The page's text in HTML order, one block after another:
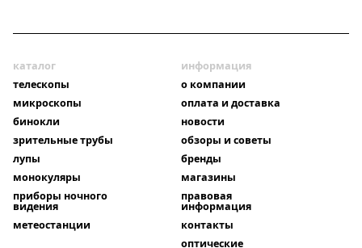
каталог
телескопы
микроскопы
бинокли
зрительные трубы
лупы
монокуляры
приборы ночного
видения
метеостанции
информация
о компании
оплата и доставка
новости
обзоры и советы
бренды
магазины
правовая
информация
контакты
оптические